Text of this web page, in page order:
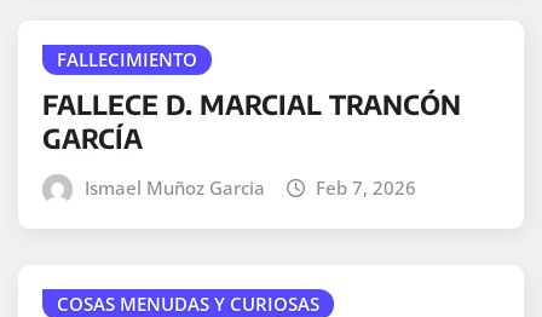
FALLECIMIENTO
FALLECE D. MARCIAL TRANCÓN
GARCÍA
Ismael Muñoz Garcia Feb 7, 2026
COSAS MENUDAS Y CURIOSAS